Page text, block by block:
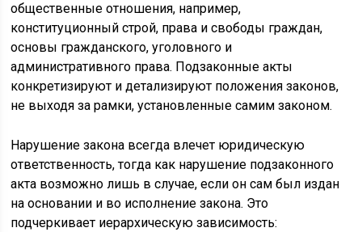
общественные отношения, например,
конституционный строй, права и свободы граждан,
основы гражданского, уголовного и
административного права. Подзаконные акты
конкретизируют и детализируют положения законов,
не выходя за рамки, установленные самим законом.
Нарушение закона всегда влечет юридическую
ответственность, тогда как нарушение подзаконного
акта возможно лишь в случае, если он сам был издан
на основании и во исполнение закона. Это
подчеркивает иерархическую зависимость: